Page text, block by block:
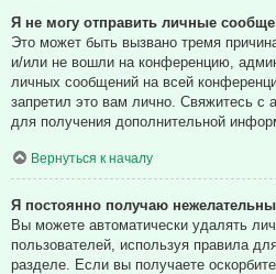
Я не могу отправить личные
Это может быть вызвано тремя
и/или не вошли на конференцию,
личных сообщений на всей
запретил это вам лично. Свяжитесь с
для получения дополнительной
Вернуться к началу
Я постоянно получаю
Вы можете автоматически удалять
пользователей, используя правила
разделе. Если вы получаете